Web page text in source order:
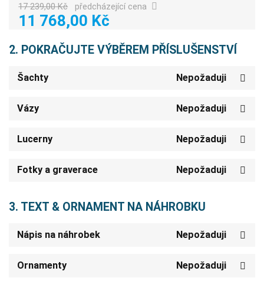
17 239,00 Kč předcházející cena
11 768,00 Kč
2. POKRAČUJTE VÝBĚREM PŘÍSLUŠENSTVÍ
Šachty Nepožaduji
Vázy Nepožaduji
Lucerny Nepožaduji
Fotky a graverace Nepožaduji
3. TEXT & ORNAMENT NA NÁHROBKU
Nápis na náhrobek Nepožaduji
Ornamenty Nepožaduji